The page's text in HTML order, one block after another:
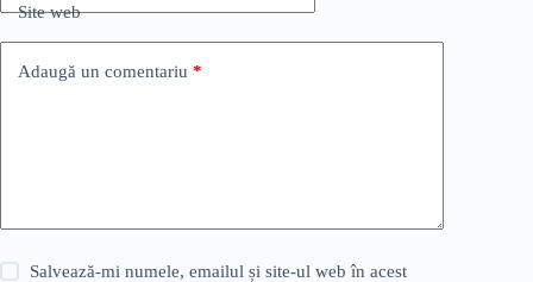
Site web
Adaugă un comentariu *
Salvează-mi numele, emailul și site-ul web în acest